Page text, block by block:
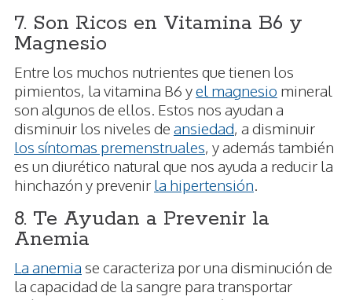
7. Son Ricos en Vitamina B6 y
Magnesio
Entre los muchos nutrientes que tienen los
pimientos, la vitamina B6 yel magnesio mineral
son algunos de ellos. Estos nos ayudan a
disminuir los niveles de ansiedad, a disminuir
los síntomas premenstruales, y además también
es un diurético natural que nos ayuda a reducir la
hinchazón y prevenir la hipertensión.
8. Te Ayudan a Prevenir la
Anemia
La anemia se caracteriza por una disminución de
la capacidad de la sangre para transportar